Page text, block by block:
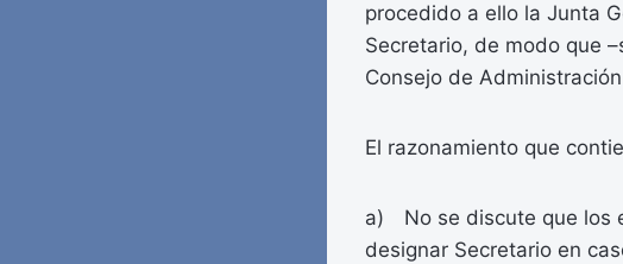
procedido a ello la Junta
Secretario, de modo que
Consejo de
El razonamiento que
a) No se discute que los
designar Secretario en